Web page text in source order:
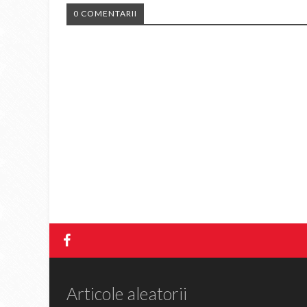
0 COMENTARII
Articole aleatorii